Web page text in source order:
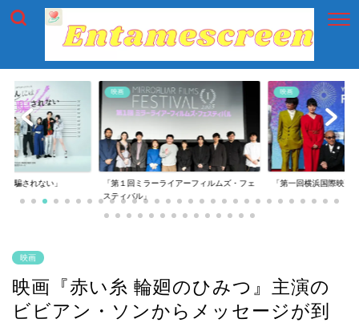
は騙されない」
映画
「第１回ミラーライアーフィルムズ・フェ
スティバル」
映画
「第一回横浜国際映画
映画
映画『赤い糸 輪廻のひみつ』主演の
ビビアン・ソンからメッセージが到